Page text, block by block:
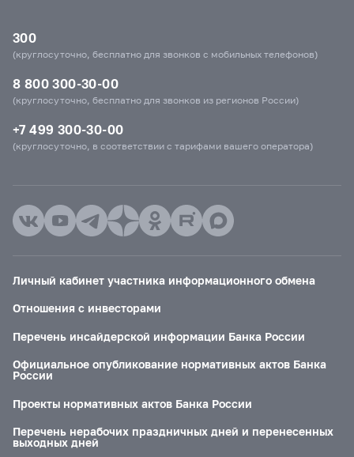
300
(круглосуточно, бесплатно для звонков с мобильных телефонов)
8 800 300-30-00
(круглосуточно, бесплатно для звонков из регионов России)
+7 499 300-30-00
(круглосуточно, в соответствии с тарифами вашего оператора)
Личный кабинет участника информационного обмена
Отношения с инвесторами
Перечень инсайдерской информации Банка России
Официальное опубликование нормативных актов Банка
России
Проекты нормативных актов Банка России
Перечень нерабочих праздничных дней и перенесенных
выходных дней